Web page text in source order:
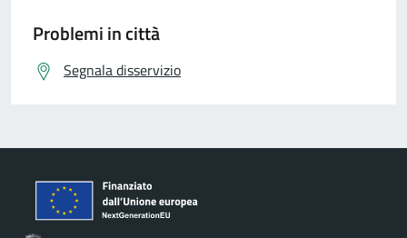
Problemi in città
Segnala disservizio